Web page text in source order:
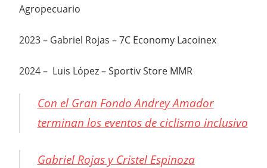
Agropecuario
2023 – Gabriel Rojas – 7C Economy Lacoinex
2024 – Luis López – Sportiv Store MMR
Con el Gran Fondo Andrey Amador
terminan los eventos de ciclismo inclusivo
Gabriel Rojas y Cristel Espinoza